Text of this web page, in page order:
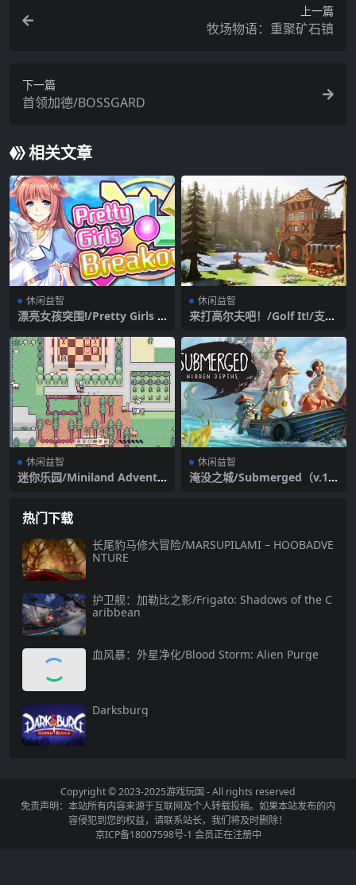
上一篇
牧场物语：重聚矿石镇
下一篇
首领加德/BOSSGARD
相关文章
休闲益智
漂亮女孩突围!/Pretty Girls B
休闲益智
来打高尔夫吧！/Golf It!/支持
休闲益智
迷你乐园/Miniland Adventu
休闲益智
淹没之城/Submerged（v.1.
热门下载
长尾豹马修大冒险/MARSUPILAMI – HOOBADVE
NTURE
护卫舰：加勒比之影/Frigato: Shadows of the C
aribbean
血风暴：外星净化/Blood Storm: Alien Purge
Darksburg
Copyright © 2023-2025游戏玩国- All rights reserved
免责声明：本站所有内容来源于互联网及个人转载投稿。如果本站发布的内
容侵犯到您的权益，请联系站长，我们将及时删除！
京ICP备18007598号-1 会员正在注册中